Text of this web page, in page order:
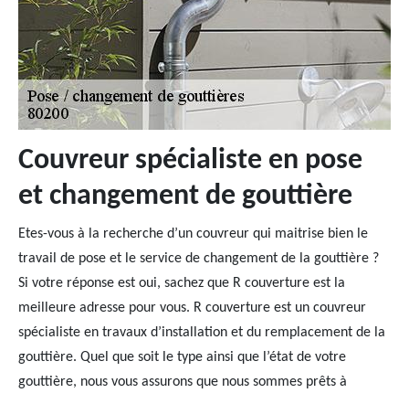
Couvreur spécialiste en pose
et changement de gouttière
Etes-vous à la recherche d’un couvreur qui maitrise bien le
travail de pose et le service de changement de la gouttière ?
Si votre réponse est oui, sachez que R couverture est la
meilleure adresse pour vous. R couverture est un couvreur
spécialiste en travaux d’installation et du remplacement de la
gouttière. Quel que soit le type ainsi que l’état de votre
gouttière, nous vous assurons que nous sommes prêts à